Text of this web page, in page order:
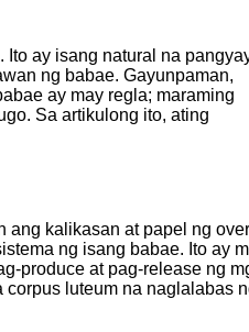
ay isang natural na
ng babae. Gayunpaman,
ay may regla; maraming
Sa artikulong ito, ating
ang kalikasan at papel ng
ng isang babae. Ito ay
produce at pag-release ng
luteum na naglalabas